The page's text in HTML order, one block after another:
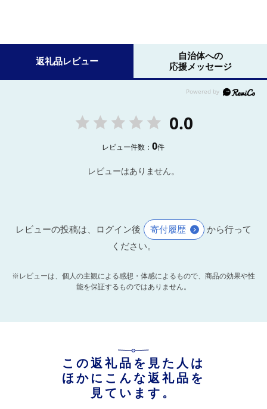
返礼品レビュー
自治体への
応援メッセージ
0.0
レビュー件数：0件
レビューはありません。
レビューの投稿は、ログイン後 寄付履歴
から行って
ください。
※レビューは、個人の主観による感想・体感によるもので、商品の効果や性
能を保証するものではありません。
この返礼品を見た人は
ほかにこんな返礼品を
見ています。